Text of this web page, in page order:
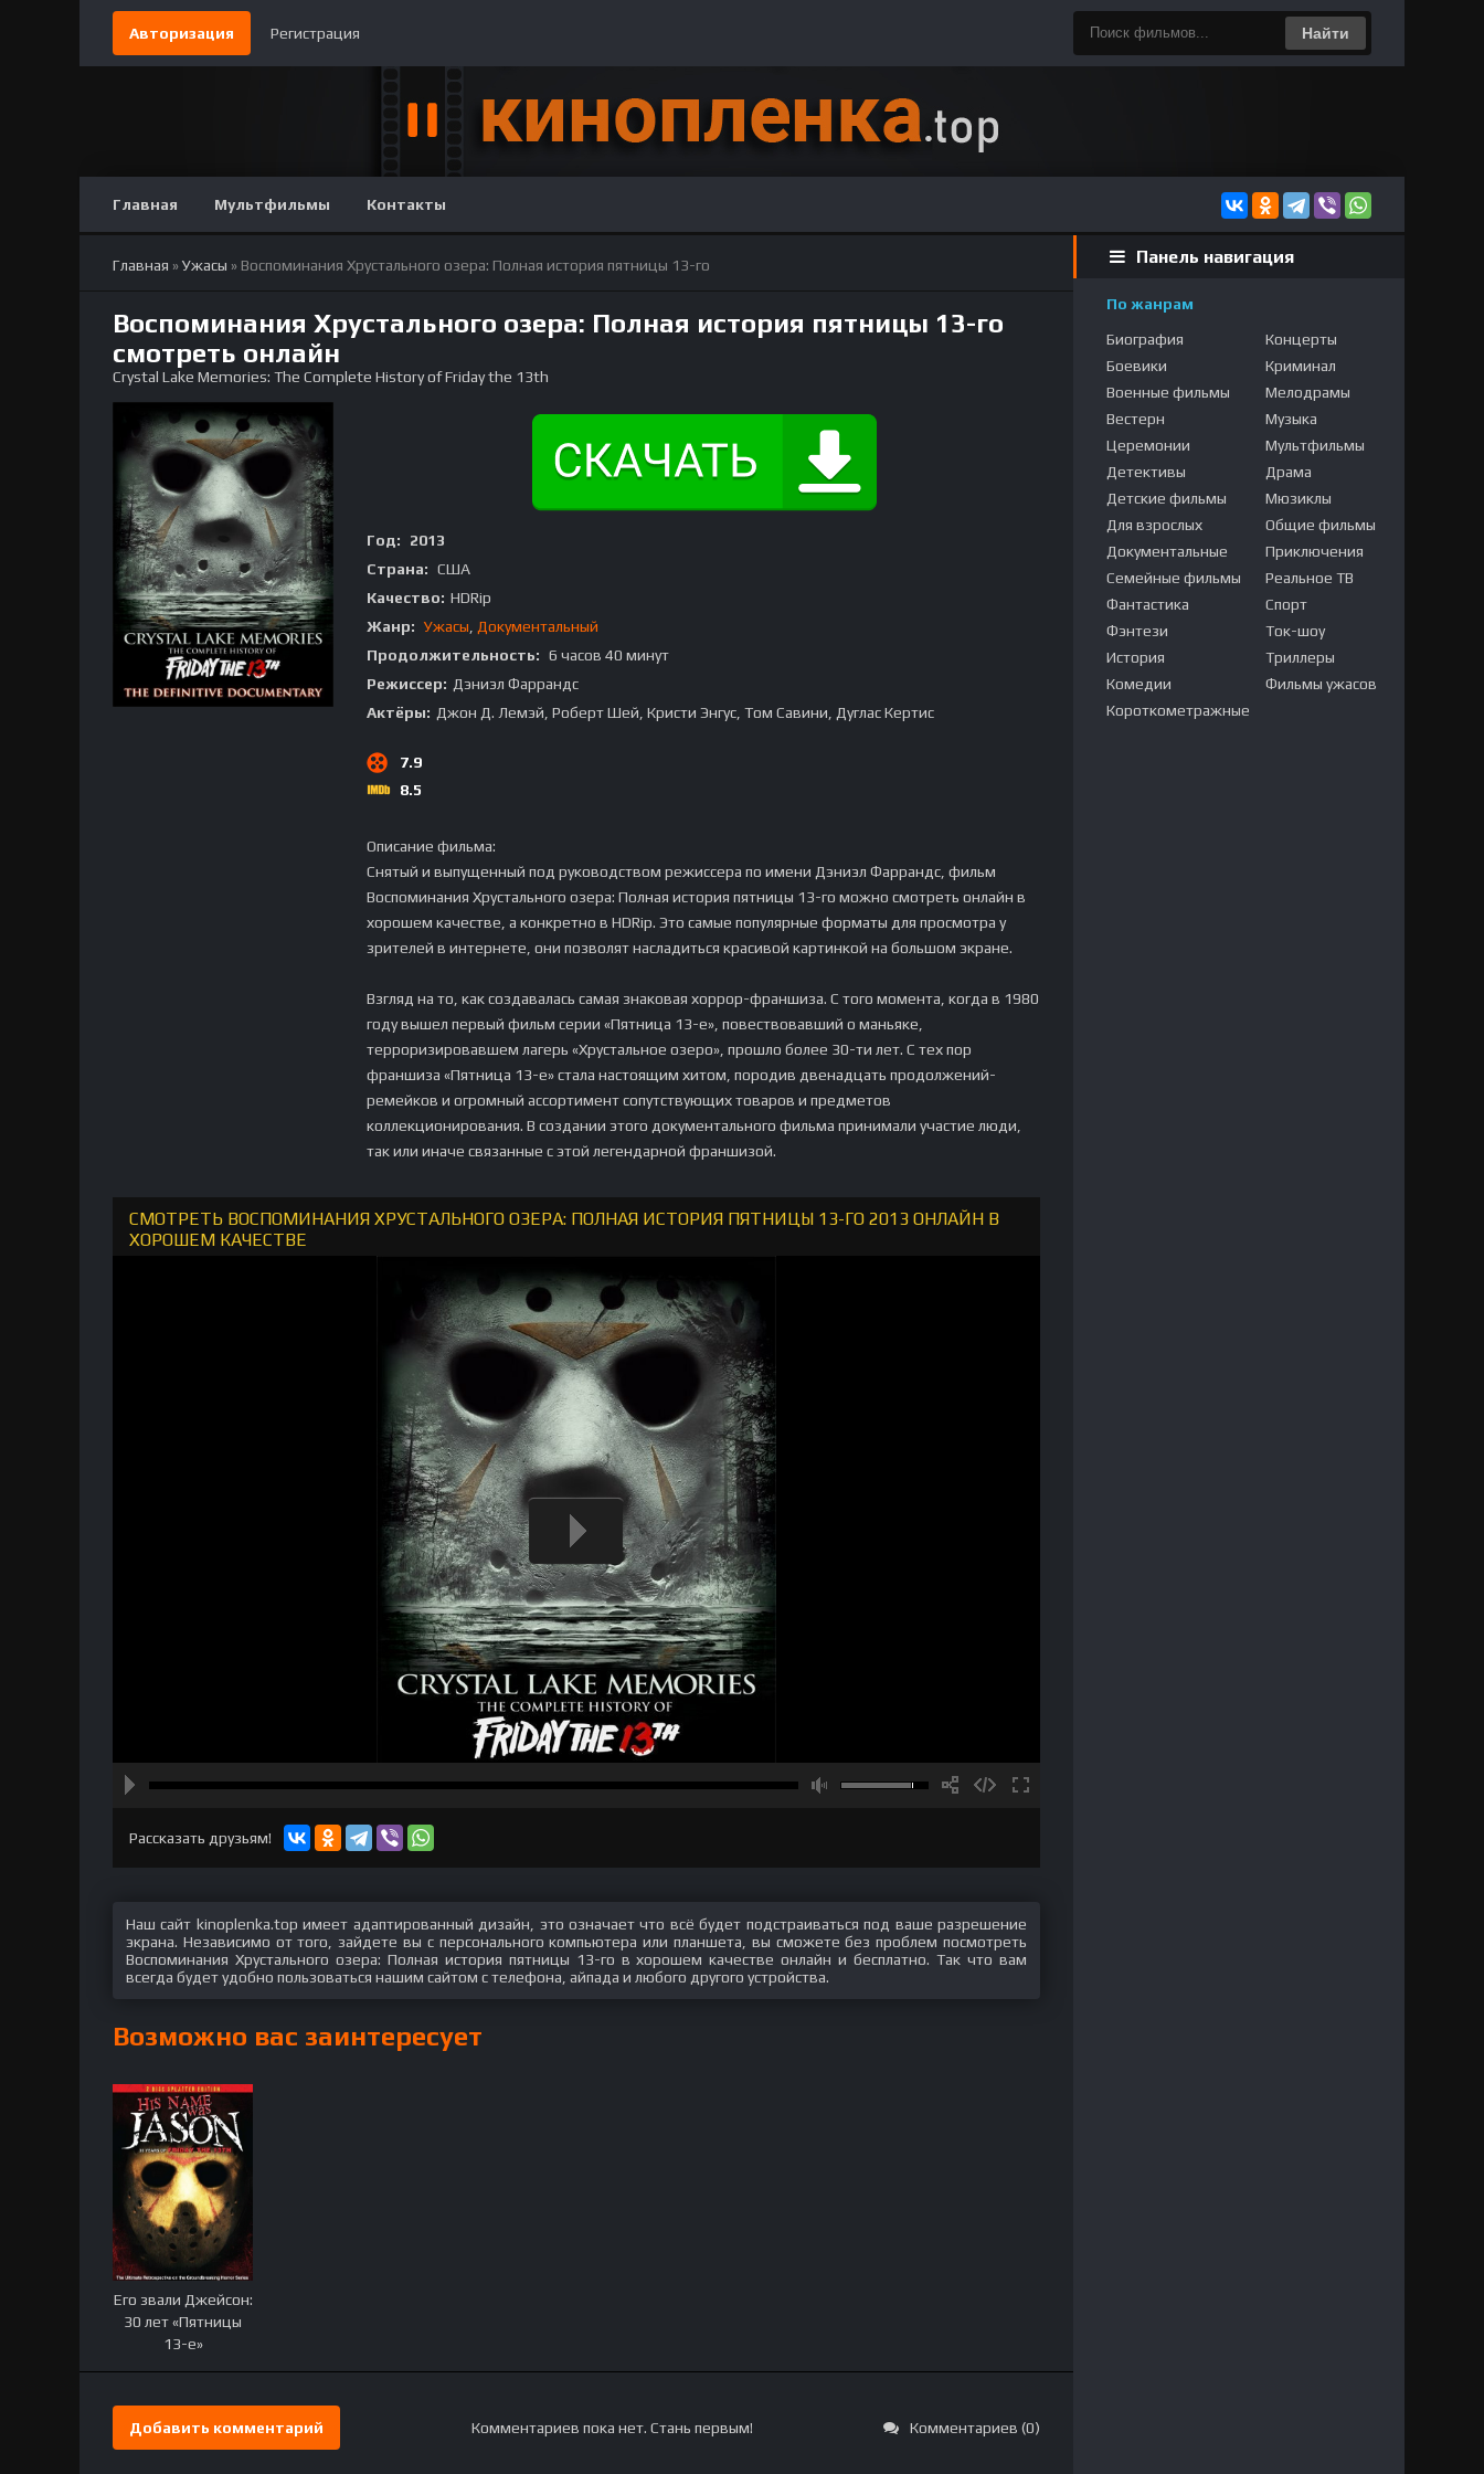
Авторизация Регистрация Найти
Главная Мультфильмы Контакты
Главная »Ужасы » Воспоминания Хрустального озера: Полная история пятницы 13-го
Воспоминания Хрустального озера: Полная история пятницы 13-го
смотреть онлайн
Crystal Lake Memories: The Complete History of Friday the 13th
Год:
2013
Страна: США
Качество: HDRip
Жанр: Ужасы
Документальный
Продолжительность: 6 часов 40 минут
Режиссер: Дэниэл Фаррандс
Актёры: Джон Д. Лемэй, Роберт Шей, Кристи Энгус, Том Савини, Дуглас Кертис
7.9
8.5
Описание фильма:
Снятый и выпущенный под руководством режиссера по имени Дэниэл Фаррандс, фильм
Воспоминания Хрустального озера: Полная история пятницы 13-го можно смотреть онлайн в
хорошем качестве, а конкретно в HDRip. Это самые популярные форматы для просмотра у
зрителей в интернете, они позволят насладиться красивой картинкой на большом экране.
Взгляд на то, как создавалась самая знаковая хоррор-франшиза. С того момента, когда в 1980
году вышел первый фильм серии «Пятница 13-е», повествовавший о маньяке,
терроризировавшем лагерь «Хрустальное озеро», прошло более 30-ти лет. С тех пор
франшиза «Пятница 13-е» стала настоящим хитом, породив двенадцать продолжений-
ремейков и огромный ассортимент сопутствующих товаров и предметов
коллекционирования. В создании этого документального фильма принимали участие люди,
так или иначе связанные с этой легендарной франшизой.
СМОТРЕТЬ ВОСПОМИНАНИЯ ХРУСТАЛЬНОГО ОЗЕРА: ПОЛНАЯ ИСТОРИЯ ПЯТНИЦЫ 13-ГО 2013 ОНЛАЙН В
ХОРОШЕМ КАЧЕСТВЕ
Рассказать друзьям!
Наш сайт kinoplenka.top имеет адаптированный дизайн, это означает что всё будет подстраиваться под ваше разрешение
экрана. Независимо от того, зайдете вы с персонального компьютера или планшета, вы сможете без проблем посмотреть
Воспоминания Хрустального озера: Полная история пятницы 13-го в хорошем качестве онлайн и бесплатно. Так что вам
всегда будет удобно пользоваться нашим сайтом с телефона, айпада и любого другого устройства.
Возможно вас заинтересует
Его звали Джейсон:
30 лет «Пятницы
13-е»
Добавить комментарий Комментариев пока нет. Стань первым! Комментариев (0)
Панель навигация
По жанрам
Биография
Боевики
Военные фильмы
Вестерн
Церемонии
Детективы
Детские фильмы
Для взрослых
Документальные
Семейные фильмы
Фантастика
Фэнтези
История
Комедии
Короткометражные
Концерты
Криминал
Мелодрамы
Музыка
Мультфильмы
Драма
Мюзиклы
Общие фильмы
Приключения
Реальное ТВ
Спорт
Ток-шоу
Триллеры
Фильмы ужасов